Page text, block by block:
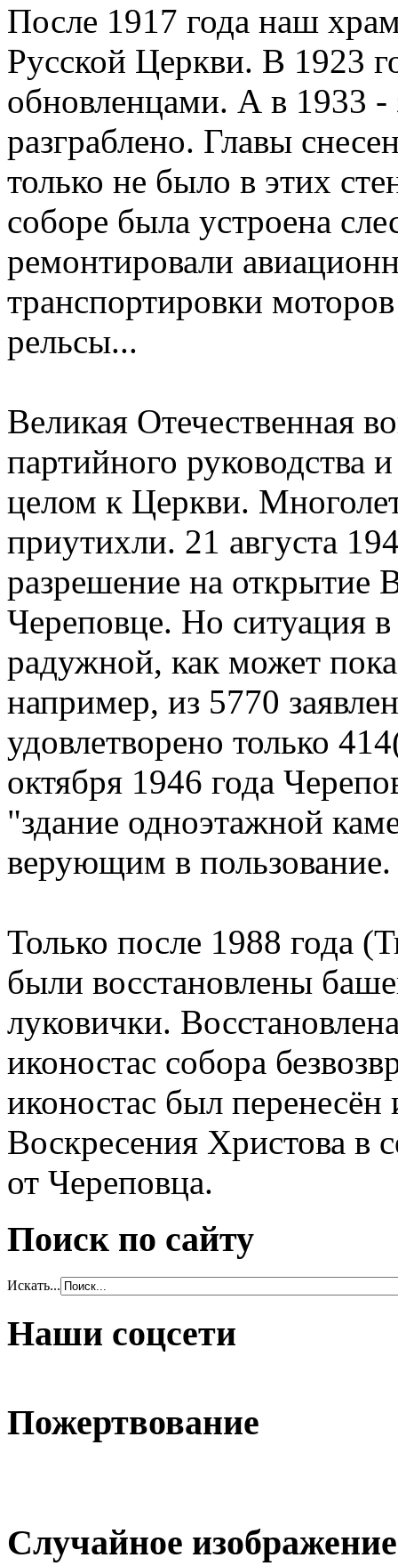
После 1917 года наш
Русской Церкви. В 1923
обновленцами. А в 1933 -
разграблено. Главы
только не было в этих
соборе была устроена
ремонтировали
транспортировки
рельсы...
Великая Отечественная
партийного руководства
целом к Церкви.
приутихли. 21 августа
разрешение на открытие
Череповце. Но ситуация
радужной, как может
например, из 5770
удовлетворено только
октября 1946 года
"здание одноэтажной
верующим в пользование.
Только после 1988 года
были восстановлены
луковички.
иконостас собора
иконостас был
Воскресения Христова в
от Череповца.
Поиск по сайту
Искать...
Наши соцсети
Пожертвование
Случайное изображение